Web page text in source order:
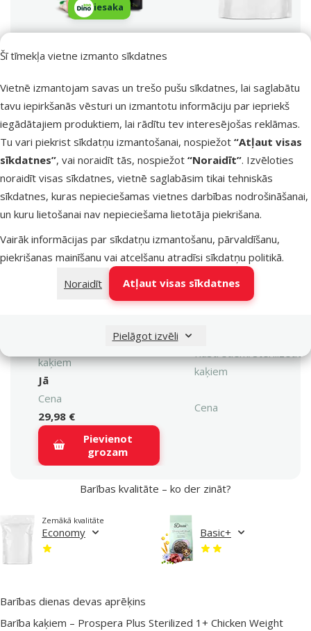
Šī tīmekļa vietne izmanto sīkdatnes
Vietnē izmantojam savas un trešo pušu sīkdatnes, lai saglabātu
tavu iepirkšanās vēsturi un izmantotu informāciju par iepriekš
iegādātajiem produktiem, lai rādītu tev interesējošas reklāmas.
Tu vari piekrist sīkdatņu izmantošanai, nospiežot “Atļaut visas
sīkdatnes”, vai noraidīt tās, nospiežot “Noraidīt”. Izvēloties
noraidīt visas sīkdatnes, vietnē saglabāsim tikai tehniskās
sīkdatnes, kuras nepieciešamas vietnes darbības nodrošināšanai,
un kuru lietošanai nav nepieciešama lietotāja piekrišana.
Vairāk informācijas par sīkdatņu izmantošanu, pārvaldīšanu,
piekrišanas mainīšanu vai atcelšanu atradīsi sīkdatņu politikā.
Noraidīt
Atļaut visas sīkdatnes
Pielāgot izvēli
iesaka
Prospera Plus
Veselības stāvoklis
Liekais
svars/Aptaukošanās,
Sterilizācija
Veselības stāvoklis
Sastāvs un garšas
Kukurūza, Vistas gaļa
Sastāvs un garšas
Kvalitāte
⭐⭐⭐⭐
Superpremium
Kvalitāte
Produkta svars
Produkta svars
Kastrētiem/sterilizētiem
kaķiem
Jā
Kastrētiem/
kaķiem
Cena
29,98 €
Cena
Pievienot
grozam
Barības kvalitāte – ko der zināt?
Economy
Zemākā kvalitāte
Basic+
Barības dienas devas aprēķins
Barība kaķiem – Prospera Plus Sterilized 1+ Chicken Weight